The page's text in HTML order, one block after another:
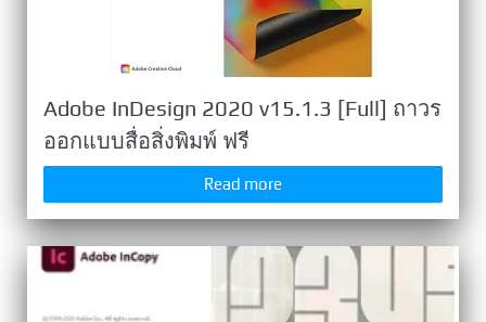
Adobe InDesign 2020 v15.1.3 [Full] ถาวร
ออกแบบสื่อสิ่งพิมพ์ ฟรี
Read more